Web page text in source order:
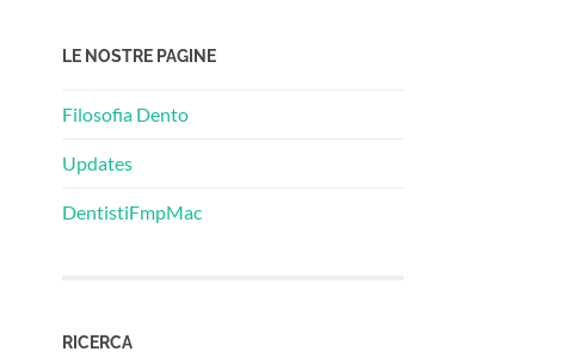
LE NOSTRE PAGINE
Filosofia Dento
Updates
DentistiFmpMac
RICERCA